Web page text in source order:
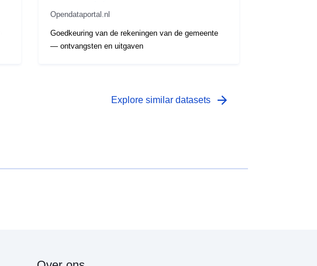
Opendataportal.nl
Goedkeuring van de rekeningen van de gemeente
— ontvangsten en uitgaven
Explore similar datasets arrow_forward